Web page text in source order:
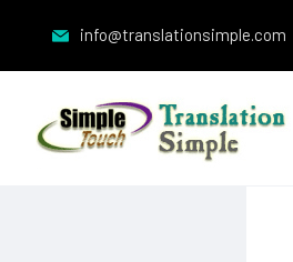
info@translationsimple.com